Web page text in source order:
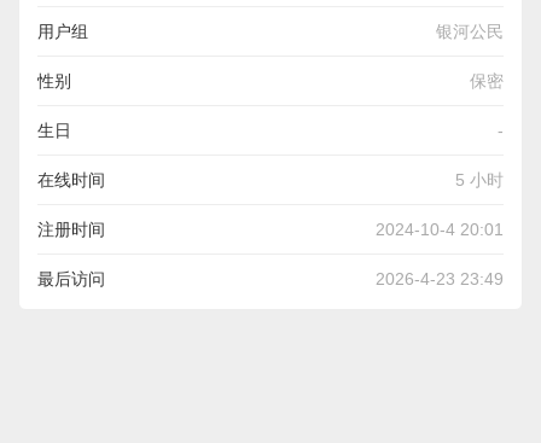
用户组 银河公民
性别 保密
生日 -
在线时间 5 小时
注册时间 2024-10-4 20:01
最后访问 2026-4-23 23:49